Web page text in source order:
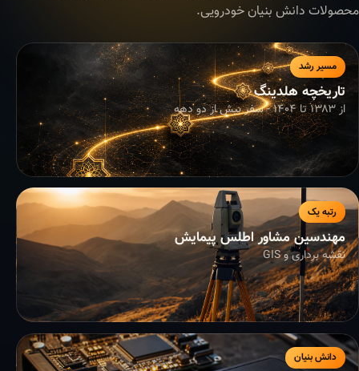
محصولات دانش بنیان خودرویی.
مسیر رشد
تاریخچه هلدینگ
از ۱۳۸۳ تا ۱۴۰۴ - سفر بیش از دو دهه
رتبه یک
مهندسین مشاور اطلس پیمایش
نقشه برداری و GIS
دانش بنیان